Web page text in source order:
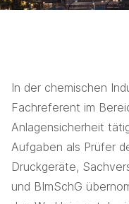
In der chemischen
Fachreferent im
Anlagensicherheit
Aufgaben als Prüfer
Druckgeräte,
und BImSchG